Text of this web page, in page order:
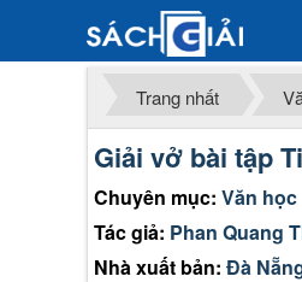
Trang nhất
Giải vở bài tập
Chuyên mục: Văn học
Tác giả: Phan Quang
Nhà xuất bản: Đà